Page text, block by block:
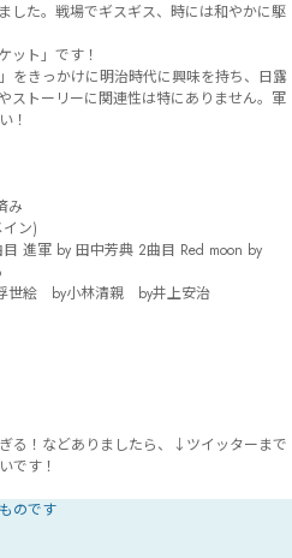
した。戦場でギスギス、時には和やかに駆
ット」です！
をきっかけに明治時代に興味を持ち、日露
ストーリーに関連性は特にありません。軍
！
み
ン)
目 進軍 by 田中芳典 2曲目 Red moon by
世絵　by小林清親　by井上安治
る！などありましたら、↓ツイッターまで
です！
のです